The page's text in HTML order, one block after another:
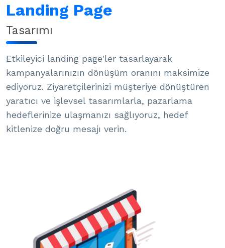
Landing Page
Tasarımı
Etkileyici landing page'ler tasarlayarak
kampanyalarınızın dönüşüm oranını maksimize
ediyoruz. Ziyaretçilerinizi müşteriye dönüştüren
yaratıcı ve işlevsel tasarımlarla, pazarlama
hedeflerinize ulaşmanızı sağlıyoruz, hedef
kitlenize doğru mesajı verin.